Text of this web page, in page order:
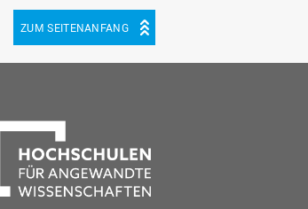
ZUM SEITENANFANG